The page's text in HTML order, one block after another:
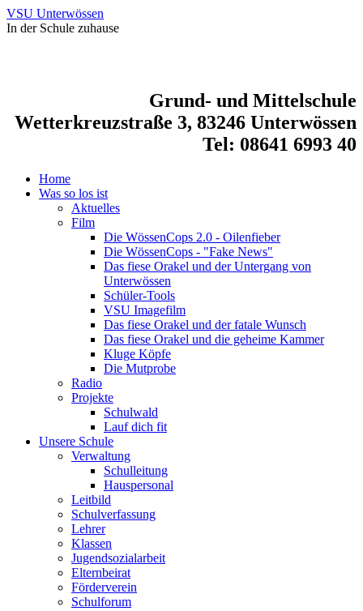
VSU Unterwössen
In der Schule zuhause
Grund- und Mittelschule
Wetterkreuzstraße 3, 83246 Unterwössen
Tel: 08641 6993 40
Home
Was so los ist
Aktuelles
Film
Die WössenCops 2.0 - Oilenfieber
Die WössenCops - "Fake News"
Das fiese Orakel und der Untergang von
Unterwössen
Schüler-Tools
VSU Imagefilm
Das fiese Orakel und der fatale Wunsch
Das fiese Orakel und die geheime Kammer
Kluge Köpfe
Die Mutprobe
Radio
Projekte
Schulwald
Lauf dich fit
Unsere Schule
Verwaltung
Schulleitung
Hauspersonal
Leitbild
Schulverfassung
Lehrer
Klassen
Jugendsozialarbeit
Elternbeirat
Förderverein
Schulforum